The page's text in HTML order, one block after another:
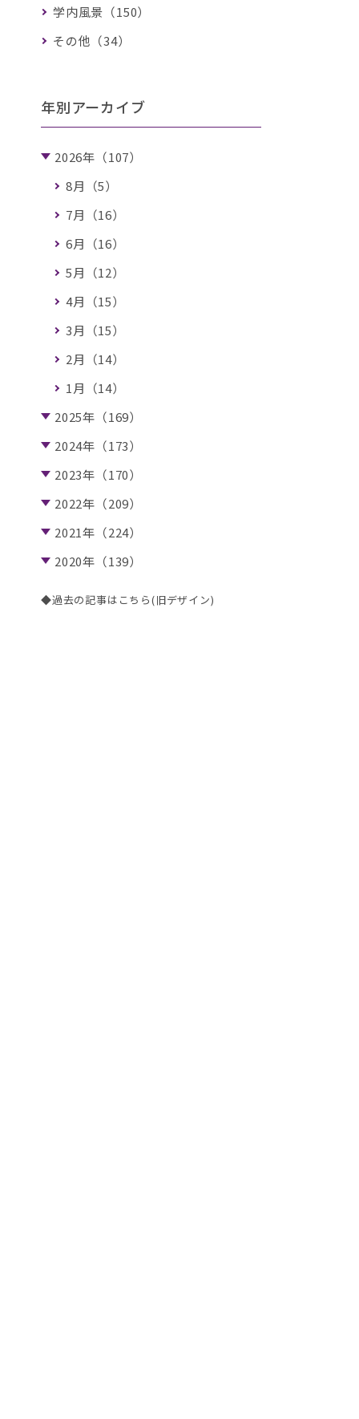
学内風景（150）
その他（34）
年別アーカイブ
2026年（107）
8月（5）
7月（16）
6月（16）
5月（12）
4月（15）
3月（15）
2月（14）
1月（14）
2025年（169）
2024年（173）
2023年（170）
2022年（209）
2021年（224）
2020年（139）
◆過去の記事はこちら(旧デザイン)